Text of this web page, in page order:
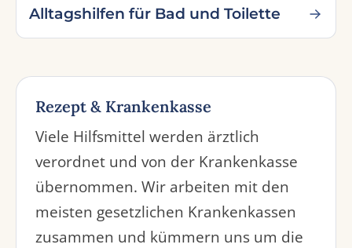
Alltagshilfen für Bad und Toilette
Rezept & Krankenkasse
Viele Hilfsmittel werden ärztlich
verordnet und von der Krankenkasse
übernommen. Wir arbeiten mit den
meisten gesetzlichen Krankenkassen
zusammen und kümmern uns um die